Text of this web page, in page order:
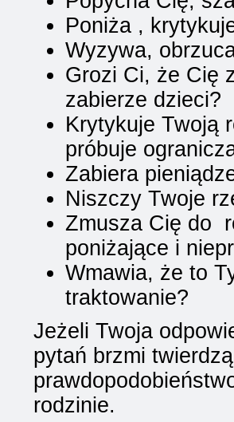
Poniża ,
Wyzywa,
Grozi Ci, że Cię
zabierze dzieci?
Krytykuje Twoją
próbuje
Zabiera
Niszczy Twoje
Zmusza Cię do
poniżające i
Wmawia, że to
traktowanie?
Jeżeli Twoja
pytań brzmi
rodzinie.